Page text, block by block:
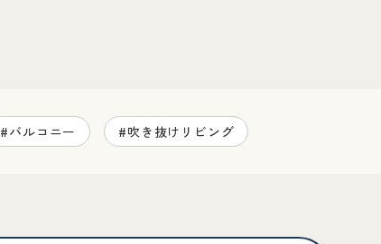
#バルコニー #吹き抜けリビング